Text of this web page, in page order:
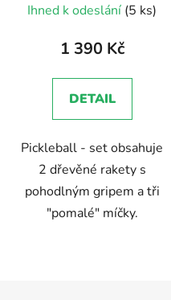
hodnocení
produktu
5,0
z
hvězdiček.
Ihned k odeslání (5 ks)
1 390 Kč
DETAIL
Pickleball - set obsahuje
2 dřevěné rakety s
pohodlným gripem a tři
"pomalé" míčky.